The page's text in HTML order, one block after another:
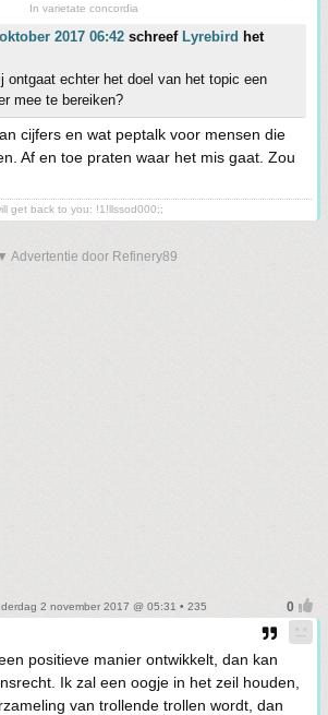
In varietate concordia
2017 06:42 schreef Lyrebird het
ontgaat echter het doel van het topic een
mee te bereiken?
cijfers en wat peptalk voor mensen die
Af en toe praten waar het mis gaat. Zou
get back to you: !1!llssod000;;
Advertentie door Refinery89
2 november 2017 @ 05:31 • 235
positieve manier ontwikkelt, dan kan
Ik zal een oogje in het zeil houden,
van trollende trollen wordt, dan